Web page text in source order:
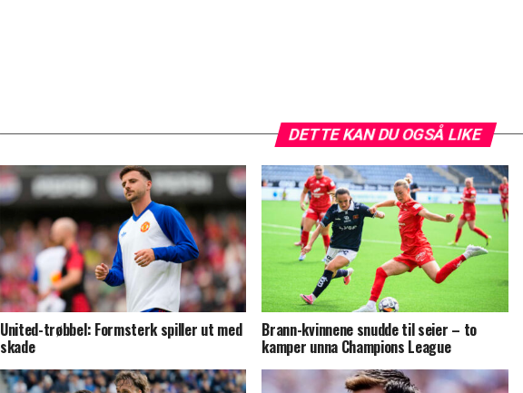
DETTE KAN DU OGSÅ LIKE
United-trøbbel: Formsterk spiller ut med
skade
Brann-kvinnene snudde til seier – to
kamper unna Champions League